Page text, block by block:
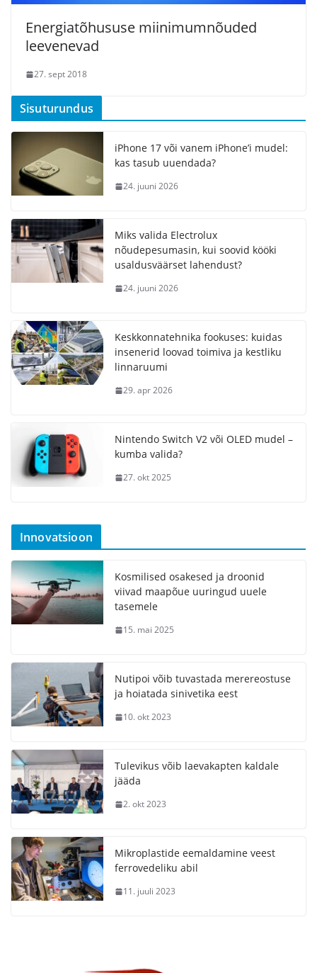
Energiatõhususe miinimumnõuded
leevenevad
27. sept 2018
Sisuturundus
iPhone 17 või vanem iPhone’i mudel:
kas tasub uuendada?
24. juuni 2026
Miks valida Electrolux
nõudepesumasin, kui soovid kööki
usaldusväärset lahendust?
24. juuni 2026
Keskkonnatehnika fookuses: kuidas
insenerid loovad toimiva ja kestliku
linnaruumi
29. apr 2026
Nintendo Switch V2 või OLED mudel –
kumba valida?
27. okt 2025
Innovatsioon
Kosmilised osakesed ja droonid
viivad maapõue uuringud uuele
tasemele
15. mai 2025
Nutipoi võib tuvastada merereostuse
ja hoiatada sinivetika eest
10. okt 2023
Tulevikus võib laevakapten kaldale
jääda
2. okt 2023
Mikroplastide eemaldamine veest
ferrovedeliku abil
11. juuli 2023